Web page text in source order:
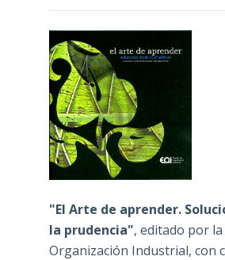
"El Arte de aprender.
la prudencia", editado por la
Organización Industrial, con